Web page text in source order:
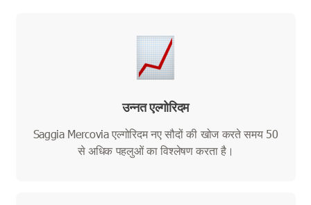
उन्नत एल्गोरिदम
Saggia Mercovia एल्गोरिदम नए सौदों की खोज करते समय 50
से अधिक पहलुओं का विश्लेषण करता है।